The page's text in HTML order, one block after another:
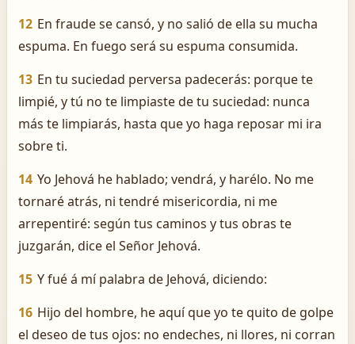
12 En fraude se cansó, y no salió de ella su mucha
espuma. En fuego será su espuma consumida.
13 En tu suciedad perversa padecerás: porque te
limpié, y tú no te limpiaste de tu suciedad: nunca
más te limpiarás, hasta que yo haga reposar mi ira
sobre ti.
14 Yo Jehová he hablado; vendrá, y harélo. No me
tornaré atrás, ni tendré misericordia, ni me
arrepentiré: según tus caminos y tus obras te
juzgarán, dice el Señor Jehová.
15 Y fué á mí palabra de Jehová, diciendo:
16 Hijo del hombre, he aquí que yo te quito de golpe
el deseo de tus ojos: no endeches, ni llores, ni corran